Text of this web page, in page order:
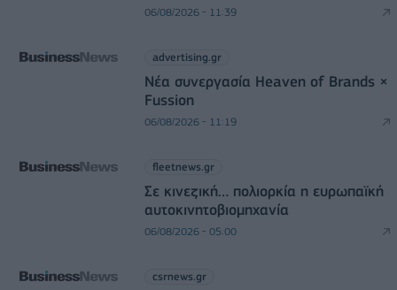
06/08/2026 - 11:39
advertising.gr
Νέα συνεργασία Heaven of Brands ×
Fussion
06/08/2026 - 11:19
fleetnews.gr
Σε κινεζική… πολιορκία η ευρωπαϊκή
αυτοκινητοβιομηχανία
06/08/2026 - 05:00
csrnews.gr